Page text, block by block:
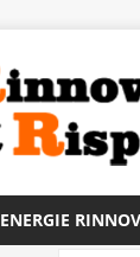
ENERGIE